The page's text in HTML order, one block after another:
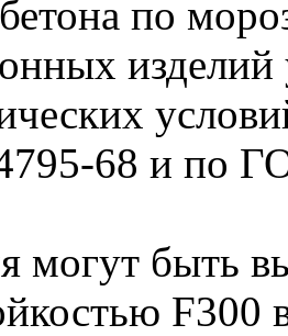
по
изделий
68 и по
быть
F300